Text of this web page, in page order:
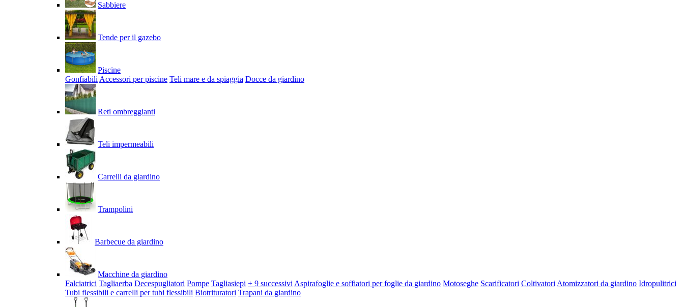
Sabbiere
Tende per il gazebo
Piscine
Gonfiabili Accessori per piscine Teli mare e da spiaggia Docce da giardino
Reti ombreggianti
Teli impermeabili
Carrelli da giardino
Trampolini
Barbecue da giardino
Macchine da giardino
Falciatrici Tagliaerba Decespugliatori Pompe Tagliasiepi + 9 successivi Aspirafoglie e soffiatori per foglie da giardino Motoseghe Scarificatori Coltivatori Atomizzatori da giardino Idropulitrici
Tubi flessibili e carrelli per tubi flessibili Biotrituratori Trapani da giardino